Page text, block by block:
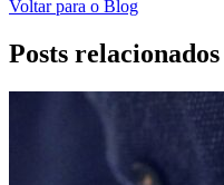
Voltar para o Blog
Posts relacionados